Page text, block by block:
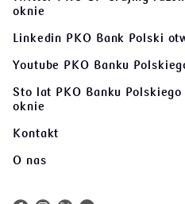
oknie
Linkedin PKO Bank Polski
Youtube PKO Banku
Sto lat PKO Banku Polskiego
oknie
Kontakt
O nas